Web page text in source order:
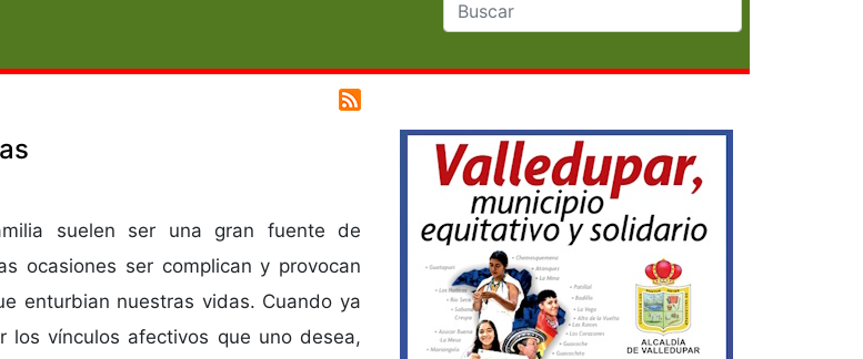
suelen ser una gran fuente de
ocasiones ser complican y provocan
enturbian nuestras vidas. Cuando ya
los vínculos afectivos que uno desea,